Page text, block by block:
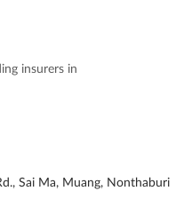
insurers in
Sai Ma, Muang, Nonthaburi